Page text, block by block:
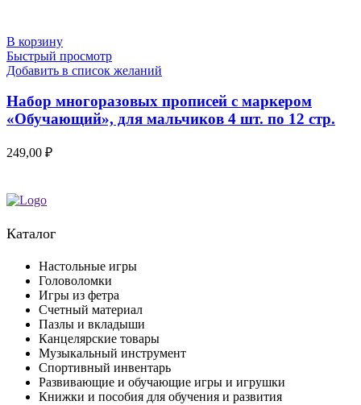
В корзину
Быстрый просмотр
Добавить в список желаний
Набор многоразовых прописей с маркером
«Обучающий», для мальчиков 4 шт. по 12 стр.
249,00 ₽
Каталог
Настольные игры
Головоломки
Игры из фетра
Счетный материал
Пазлы и вкладыши
Канцелярские товары
Музыкальный инструмент
Спортивный инвентарь
Развивающие и обучающие игры и игрушки
Книжки и пособия для обучения и развития